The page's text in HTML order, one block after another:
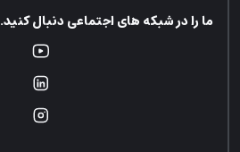
ما را در شبکه های اجتماعی دنبال کنید.